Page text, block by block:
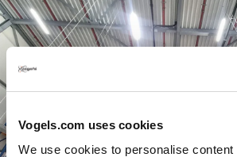
Vogels.com uses cookies
We use cookies to personalise content